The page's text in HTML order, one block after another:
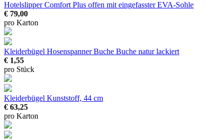
Hotelslipper Comfort Plus offen mit eingefasster EVA-Sohle
€ 79,00
pro Karton
Kleiderbügel Hosenspanner Buche Buche natur lackiert
€ 1,55
pro Stück
Kleiderbügel Kunststoff, 44 cm
€ 63,25
pro Karton